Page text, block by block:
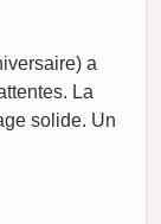
a
La
solide. Un